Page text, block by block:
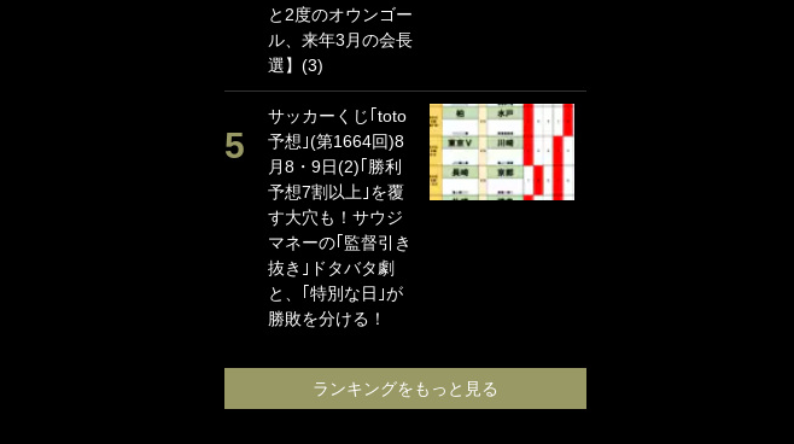
と2度のオウンゴー
ル、来年3月の会長
選】(3)
サッカーくじ｢toto
予想｣(第1664回)8
月8・9日(2)｢勝利
予想7割以上｣を覆
す大穴も！サウジ
マネーの｢監督引き
抜き｣ドタバタ劇
と、｢特別な日｣が
勝敗を分ける！
ランキングをもっと見る